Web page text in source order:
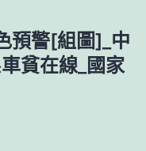
預警[組圖]_中
貧在線_國家